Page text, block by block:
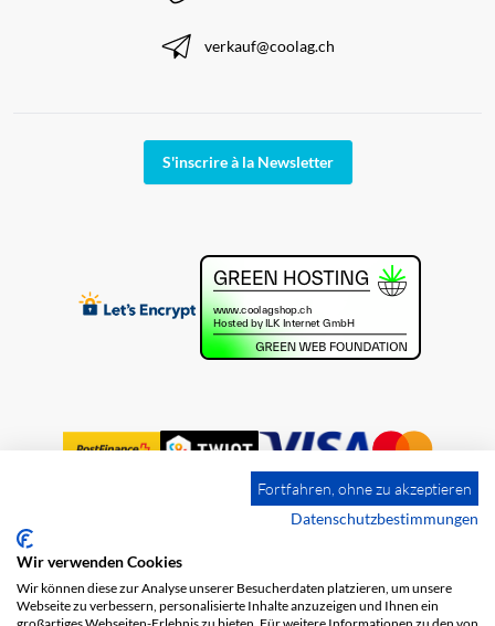
verkauf@coolag.ch
S'inscrire à la Newsletter
Impression
Protection des données
Fortfahren, ohne zu akzeptieren
Datenschutzbestimmungen
Wir verwenden Cookies
Wir können diese zur Analyse unserer Besucherdaten platzieren, um unsere
Webseite zu verbessern, personalisierte Inhalte anzuzeigen und Ihnen ein